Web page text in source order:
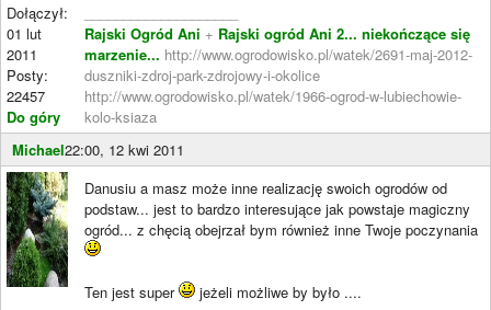
Dołączył:
01 lut
2011
Posty:
22457
Do góry
Rajski Ogród Ani + Rajski ogród Ani 2... niekończące się
marzenie... http://www.ogrodowisko.pl/watek/2691-maj-2012-
duszniki-zdroj-park-zdrojowy-i-okolice
http://www.ogrodowisko.pl/watek/1966-ogrod-w-lubiechowie-
kolo-ksiaza
Michael22:00, 12 kwi 2011
Danusiu a masz może inne realizację swoich ogrodów od
podstaw... jest to bardzo interesujące jak powstaje magiczny
ogród... z chęcią obejrzał bym również inne Twoje poczynania
Ten jest super jeżeli możliwe by było ....